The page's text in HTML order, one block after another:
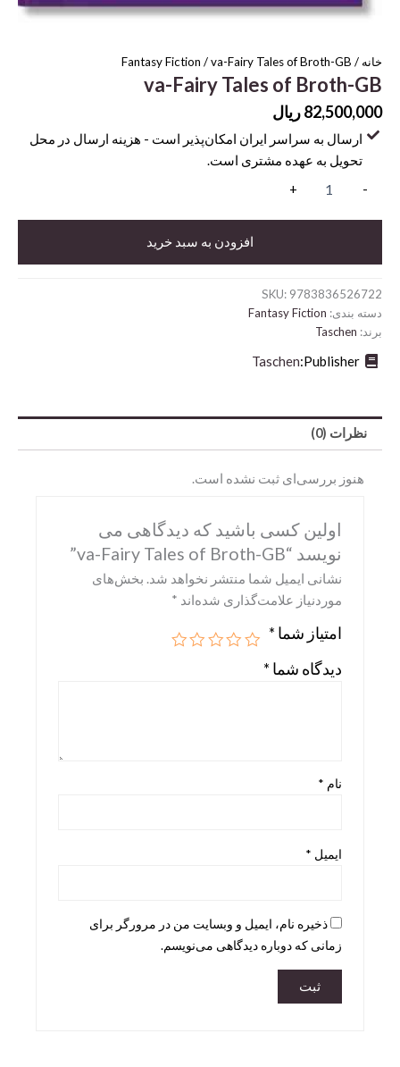
Abrams
DK
Miscellaneous
Motorbooks
Penguin
Skira
Taschen
خانه /
Fantasy Fiction / va-Fairy Tales of Broth-GB
va-Fairy Tales of Broth-GB
82,500,000ریال
ارسال به سراسر ایران امکان‌پذیر است - هزینه ارسال در محل
تحویل به عهده مشتری است.
-
GB
عدد
+
افزودن به سبد خرید
SKU: 9783836526722
دسته بندی: Fantasy Fiction
برند: Taschen
Publisher:
Taschen
نظرات (0)
هنوز بررسی‌ای ثبت نشده است.
اولین کسی باشید که دیدگاهی می
نویسد “va-Fairy Tales of Broth-GB”
نشانی ایمیل شما منتشر نخواهد شد. بخش‌های
موردنیاز علامت‌گذاری شده‌اند *
امتیاز شما *
دیدگاه شما *
نام *
ایمیل *
ذخیره نام، ایمیل و وبسایت من در مرورگر برای
زمانی که دوباره دیدگاهی می‌نویسم.